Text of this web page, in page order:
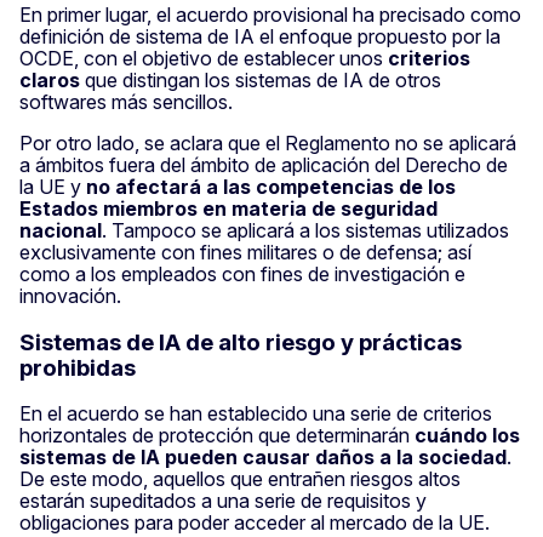
En primer lugar, el acuerdo provisional ha precisado como
definición de sistema de IA el enfoque propuesto por la
OCDE, con el objetivo de establecer unos criterios
claros que distingan los sistemas de IA de otros
softwares más sencillos.
Por otro lado, se aclara que el Reglamento no se aplicará
a ámbitos fuera del ámbito de aplicación del Derecho de
la UE y no afectará a las competencias de los
Estados miembros en materia de seguridad
nacional. Tampoco se aplicará a los sistemas utilizados
exclusivamente con fines militares o de defensa; así
como a los empleados con fines de investigación e
innovación.
Sistemas de IA de alto riesgo y prácticas
prohibidas
En el acuerdo se han establecido una serie de criterios
horizontales de protección que determinarán cuándo los
sistemas de IA pueden causar daños a la sociedad.
De este modo, aquellos que entrañen riesgos altos
estarán supeditados a una serie de requisitos y
obligaciones para poder acceder al mercado de la UE.